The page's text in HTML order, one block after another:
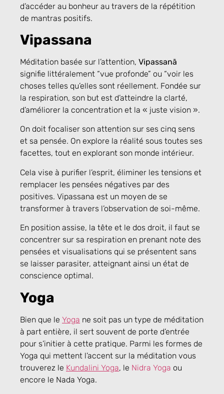
d’accéder au bonheur au travers de la répétition
de mantras positifs.
Vipassana
Méditation basée sur l’attention, Vipassanā
signifie littéralement “vue profonde” ou “voir les
choses telles qu’elles sont réellement. Fondée sur
la respiration, son but est d’atteindre la clarté,
d’améliorer la concentration et la « juste vision ».
On doit focaliser son attention sur ses cinq sens
et sa pensée. On explore la réalité sous toutes ses
facettes, tout en explorant son monde intérieur.
Cela vise à purifier l’esprit, éliminer les tensions et
remplacer les pensées négatives par des
positives. Vipassana est un moyen de se
transformer à travers l’observation de soi-même.
En position assise, la tête et le dos droit, il faut se
concentrer sur sa respiration en prenant note des
pensées et visualisations qui se présentent sans
se laisser parasiter, atteignant ainsi un état de
conscience optimal.
Yoga
Bien que le Yoga ne soit pas un type de méditation
à part entière, il sert souvent de porte d’entrée
pour s’initier à cette pratique. Parmi les formes de
Yoga qui mettent l’accent sur la méditation vous
trouverez le Kundalini Yoga, le Nidra Yoga ou
encore le Nada Yoga.